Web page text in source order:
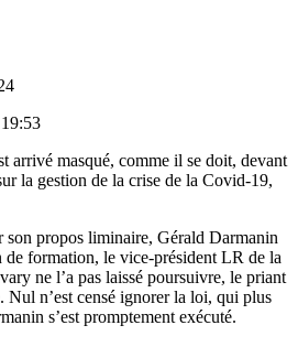
arrivé masqué, comme il se doit, devant
la gestion de la crise de la Covid-19,
son propos liminaire, Gérald Darmanin
de formation, le vice-président LR de la
ne l’a pas laissé poursuivre, le priant
Nul n’est censé ignorer la loi, qui plus
s’est promptement exécuté.